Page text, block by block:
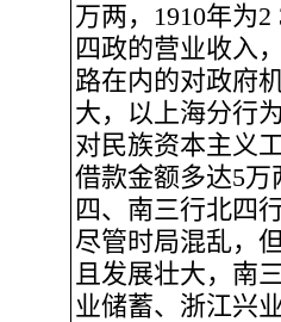
万两，1910年为
四政的营业收入
路在内的对政府
大，以上海分行
对民族资本主义
借款金额多达5万
四、南三行北四
尽管时局混乱，
且发展壮大，南
业储蓄、浙江兴